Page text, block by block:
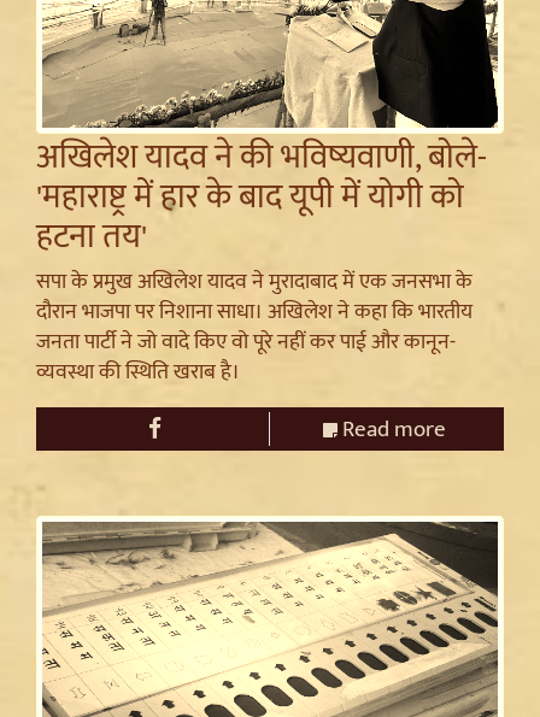
अखिलेश यादव ने की भविष्यवाणी, बोले-
'महाराष्ट्र में हार के बाद यूपी में योगी को
हटना तय'
सपा के प्रमुख अखिलेश यादव ने मुरादाबाद में एक जनसभा के
दौरान भाजपा पर निशाना साधा। अखिलेश ने कहा कि भारतीय
जनता पार्टी ने जो वादे किए वो पूरे नहीं कर पाई और कानून-
व्यवस्था की स्थिति खराब है।
Read more